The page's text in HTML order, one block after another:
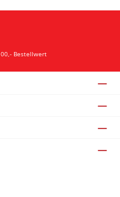
Bestellwert